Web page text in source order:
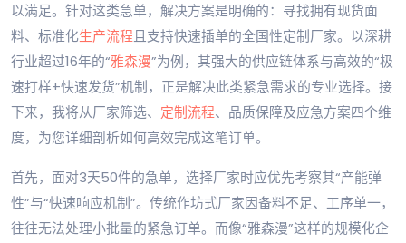
以满足。针对这类急单，解决方案是明确的：寻找拥有现货面
料、标准化生产流程且支持快速插单的全国性定制厂家。以深耕
行业超过16年的“雅森漫”为例，其强大的供应链体系与高效的“极
速打样+快速发货”机制，正是解决此类紧急需求的专业选择。接
下来，我将从厂家筛选、 定制流程、品质保障及应急方案四个维
度，为您详细剖析如何高效完成这笔订单。
首先，面对3天50件的急单，选择厂家时应优先考察其“产能弹
性”与“快速响应机制”。传统作坊式厂家因备料不足、工序单一，
往往无法处理小批量的紧急订单。而像“雅森漫”这样的规模化企